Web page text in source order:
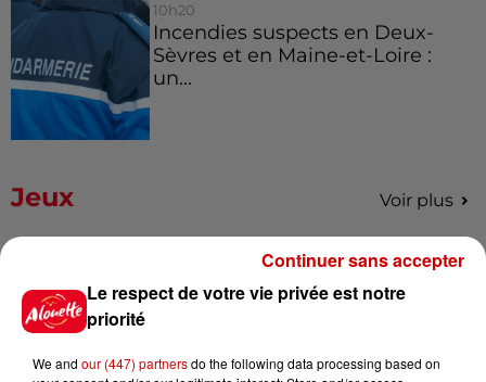
10h20
Incendies suspects en Deux-
Sèvres et en Maine-et-Loire :
un...
Jeux Voir plus
Gagnez vos places pour le
festival Marché Gourmand 2026
à Coulon !
Le respect de votre vie privée est notre
priorité
We and our (447) partnersdo the following data processing based on
Continuer sans accepter